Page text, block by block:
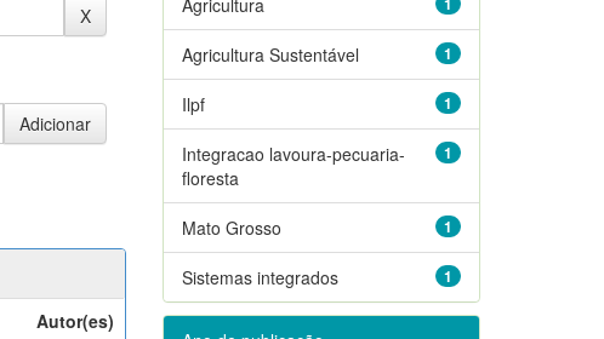
Autor(es)
1
Agricultura Sustentável
1
Ilpf
1
Integracao lavoura-pecuaria-
floresta
1
Mato Grosso
1
Sistemas integrados